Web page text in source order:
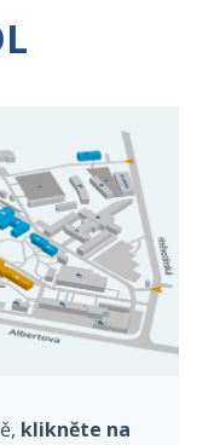
klikněte na